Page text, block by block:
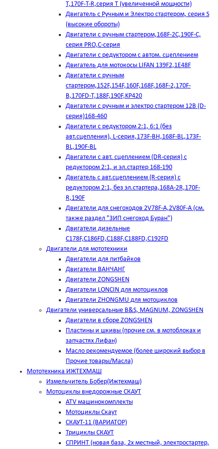
T,170F-T-R,серия Т (увеличенной мощности)
Двигатель с Ручным и Электро стартером, серия S
(высокие обороты)
Двигатели с ручным стартером,168F-2C,190F-C,
серия PRO,C-серия
Двигатели с редуктором с автом. сцеплением
Двигатель для мотокосы LIFAN 139F2,1E48F
Двигатели с ручным
стартером,152F,154F,160F,168F,168F-2,170F-
B,170FD-T,188F,190F,KP420
Двигатели с ручным и электро стартером 12В (D-
серия)168-460
Двигатели с редуктором 2:1, 6:1 (без
авт.сцепления), L-серия,173F-BH,168F-BL,173F-
BL,190F-BL
Двигатели с авт. сцеплением (DR-серия) с
редуктором 2:1, и эл.стартер 168-190
Двигатель с авт.сцеплением (R-серия) с
редуктором 2:1, без эл.стартера,168А-2R,170F-
R,190F
Двигатели для снегоходов 2V78F-A,2V80F-A (см.
также раздел "ЗИП снегоход Буран")
Двигатели дизельные
C178F,С186FD,C188F,C188FD,C192FD
Двигатели для мототехники
Двигатели для питбайков
Двигатели ВАНЧАНГ
Двигатели ZONGSHEN
Двигатели LONCIN для мотоциклов
Двигатели ZHONGMU для мотоциклов
Двигатели универсальные B&S, MAGNUM, ZONGSHEN
Двигатели в сборе ZONGSHEN
Пластины и шкивы (прочие см. в мотоблоках и
запчастях Лифан)
Масло рекомендуемое (более широкий выбор в
Прочие товары/Масла)
Мототехника ИЖТЕХМАШ
Измельчитель Бобер(Ижтехмаш)
Мотоциклы внедорожные СКАУТ
ATV машинокомплекты
Мотоциклы Скаут
СКАУТ-11 (ВАРИАТОР)
Трициклы СКАУТ
СПРИНТ (новая база, 2х местный, электростартер,